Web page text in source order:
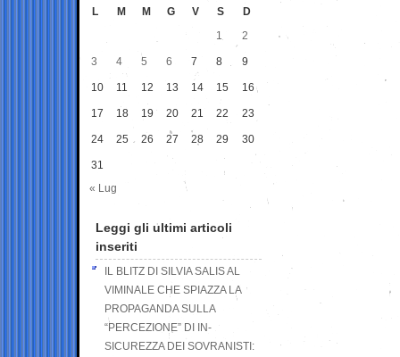
L M M G V S
D
1
2
3 4 5 6 7 8 9
10 11 12 13 14 15 16
17 18 19 20 21 22 23
24 25 26 27 28 29 30
31
« Lug
Leggi gli ultimi articoli
inseriti
IL BLITZ DI SILVIA SALIS AL
VIMINALE CHE SPIAZZA LA
PROPAGANDA SULLA
“PERCEZIONE” DI IN-
SICUREZZA DEI SOVRANISTI: